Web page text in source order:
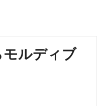
ルディブ